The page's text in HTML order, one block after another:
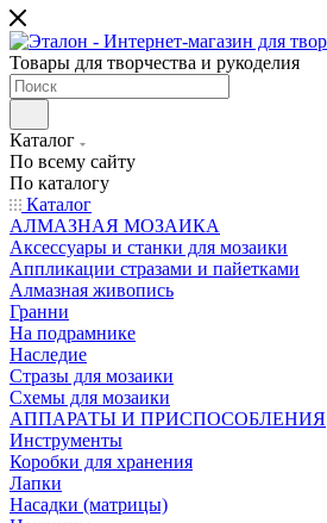
Товары для творчества и рукоделия
Каталог
По всему сайту
По каталогу
Каталог
АЛМАЗНАЯ МОЗАИКА
Аксессуары и станки для мозаики
Аппликации стразами и пайетками
Алмазная живопись
Гранни
На подрамнике
Наследие
Стразы для мозаики
Схемы для мозаики
АППАРАТЫ И ПРИСПОСОБЛЕНИЯ
Инструменты
Коробки для хранения
Лапки
Насадки (матрицы)